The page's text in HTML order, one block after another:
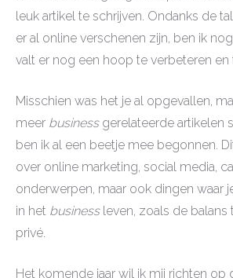
leuk artikel te schrijven. Ondanks de
er al online verschenen zijn, ben ik
valt er nog een hoop te verbeteren en
Misschien was het je al opgevallen,
meer businessgerelateerde artikelen
ben ik al een beetje mee begonnen.
over online marketing, social media,
onderwerpen, maar ook dingen waar
in het businessleven, zoals de balans
privé.
Het komende jaar wil ik mij richten op